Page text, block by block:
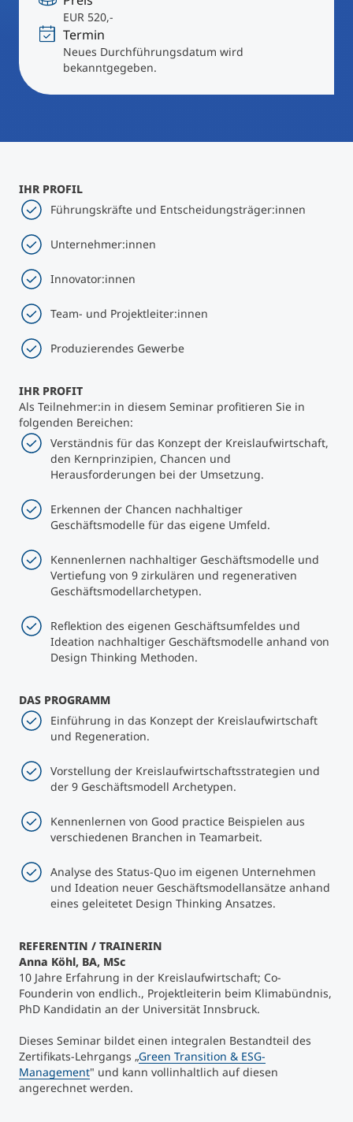
International studieren
An über 300 Partneruniversitäten
Micro Degrees
Micro Credentials
Management-Seminare
Technische Weiterbildung
Maßgeschneiderte Programme
Executive Education Finder
EUR 520,-
Termin
Neues Durchführungsdatum wird
bekanntgegeben.
IHR PROFIL
Führungskräfte und Entscheidungsträger:innen
Unternehmer:innen
Innovator:innen
Team- und Projektleiter:innen
Produzierendes Gewerbe
IHR PROFIT
Als Teilnehmer:in in diesem Seminar profitieren Sie in
folgenden Bereichen:
Verständnis für das Konzept der Kreislaufwirtschaft,
den Kernprinzipien, Chancen und
Herausforderungen bei der Umsetzung.
Erkennen der Chancen nachhaltiger
Geschäftsmodelle für das eigene Umfeld.
Kennenlernen nachhaltiger Geschäftsmodelle und
Vertiefung von 9 zirkulären und regenerativen
Geschäftsmodellarchetypen.
Reflektion des eigenen Geschäftsumfeldes und
Ideation nachhaltiger Geschäftsmodelle anhand von
Design Thinking Methoden.
DAS PROGRAMM
Einführung in das Konzept der Kreislaufwirtschaft
und Regeneration.
Vorstellung der Kreislaufwirtschaftsstrategien und
der 9 Geschäftsmodell Archetypen.
Kennenlernen von Good practice Beispielen aus
verschiedenen Branchen in Teamarbeit.
Analyse des Status-Quo im eigenen Unternehmen
und Ideation neuer Geschäftsmodellansätze anhand
eines geleitetet Design Thinking Ansatzes.
REFERENTIN / TRAINERIN
Anna Köhl, BA, MSc
10 Jahre Erfahrung in der Kreislaufwirtschaft; Co-
Founderin von endlich., Projektleiterin beim Klimabündnis,
PhD Kandidatin an der Universität Innsbruck.
Dieses Seminar bildet einen integralen Bestandteil des
Zertifikats-Lehrgangs „Green Transition & ESG-
Management" und kann vollinhaltlich auf diesen
angerechnet werden.